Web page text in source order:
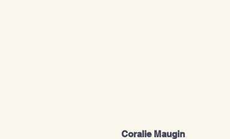
Coralie Maugin